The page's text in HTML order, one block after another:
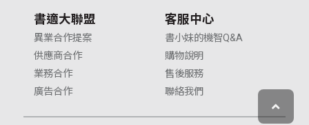
書適大聯盟
異業合作提案
供應商合作
業務合作
廣告合作
客服中心
書小妹的機智Q&A
購物說明
售後服務
聯絡我們